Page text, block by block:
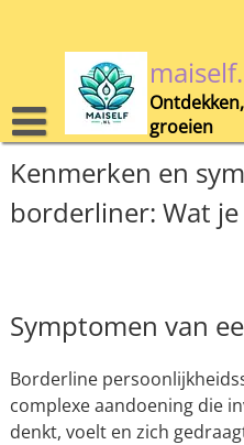
groeien
Kenmerken en
borderliner: Wat
Symptomen van
Borderline
complexe aandoening die
denkt, voelt en zich